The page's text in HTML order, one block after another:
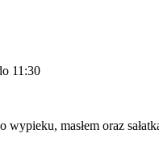
11:30
masłem oraz